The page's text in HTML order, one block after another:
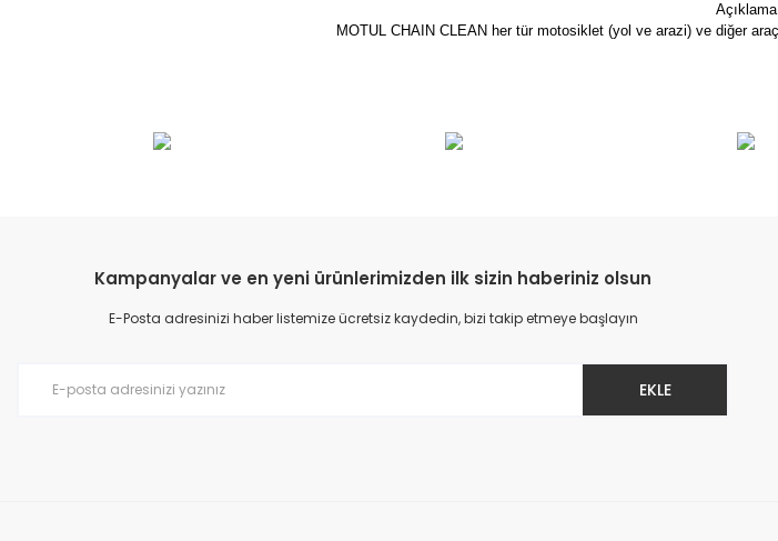
Açıklama
MOTUL CHAIN ​​CLEAN her tür motosiklet (yol ve arazi) ve diğer
Bu ürüne ilk
Görüş ve önerileriniz için teşekkür ederiz.
Ürün fiyatı diğer sitelerden daha pahalı.
Bu ürüne benzer farklı alternatifler olmalı.
Kampanyalar ve en yeni ürünlerimizden ilk sizin haberiniz olsun
E-Posta adresinizi haber listemize ücretsiz kaydedin, bizi takip etmeye başlayın
EKLE